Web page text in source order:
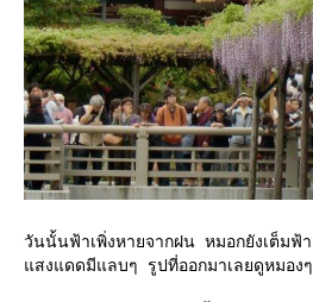
วันนั้นฟ้าเพิ่งหายจากฝน หมอกยังเต็มฟ้า
สงแดดมีแลบๆ รูปที่ออกมาเลยดูหมองๆ